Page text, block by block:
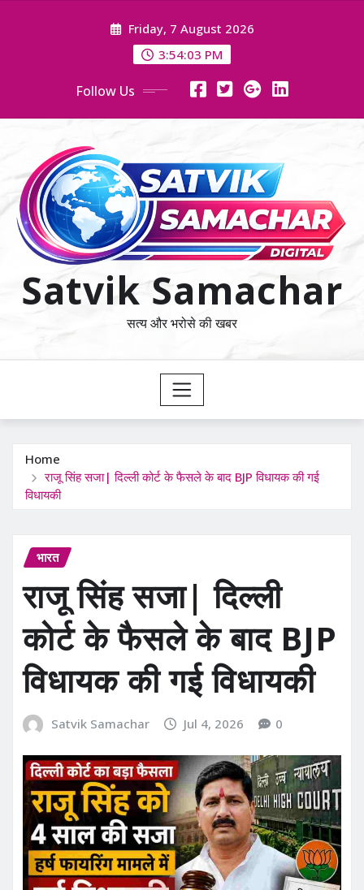
Friday, 7 August 2026
3:54:05 PM
Follow Us
Satvik Samachar
सत्य और भरोसे की खबर
Home
राजू सिंह सजा| दिल्ली कोर्ट के फैसले के बाद BJP विधायक की गई
विधायकी
भारत
राजू सिंह सजा| दिल्ली
कोर्ट के फैसले के बाद BJP
विधायक की गई विधायकी
Satvik Samachar Jul 4, 2026 0